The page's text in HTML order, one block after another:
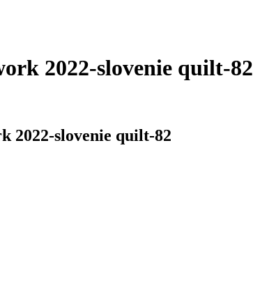
2022-slovenie quilt-82
2022-slovenie quilt-82